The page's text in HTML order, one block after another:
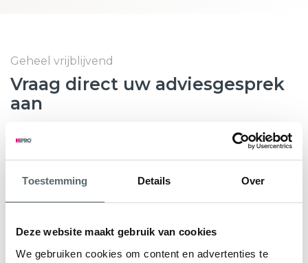
Toestemming Details Over
Deze website maakt gebruik van cookies
We gebruiken cookies om content en advertenties te
Geheel vrijblijvend
Vraag direct uw adviesgesprek
aan
Wilt u weten hoeveel subsidie u kunt krijgen voor nieuwe
kunststof kozijnen, HR++ glas of andere
verduurzamingsmaatregelen? Hepro helpt u graag verder.